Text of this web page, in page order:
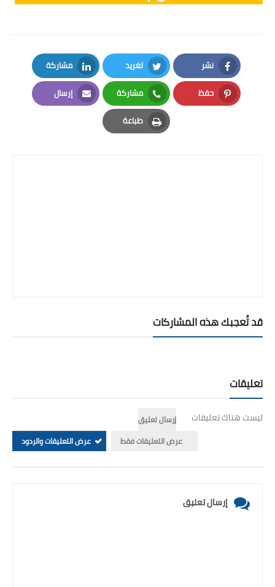
نشر
Facebook
تغريد
Twitter
مشاركة
LinkedIn
حفظ
Pinterest
مشاركة
Whatsapp
إرسال
Email
طباعة
Print
قد تُعجبك هذه المشاركات
تعليقات
ليست هناك تعليقات
إرسال تعليق
عرض التعليقات فقط
عرض التعليقات والردود
إرسال تعليق